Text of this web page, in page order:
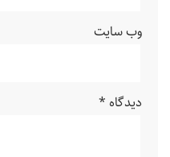
وب‌ سایت
دیدگاه *